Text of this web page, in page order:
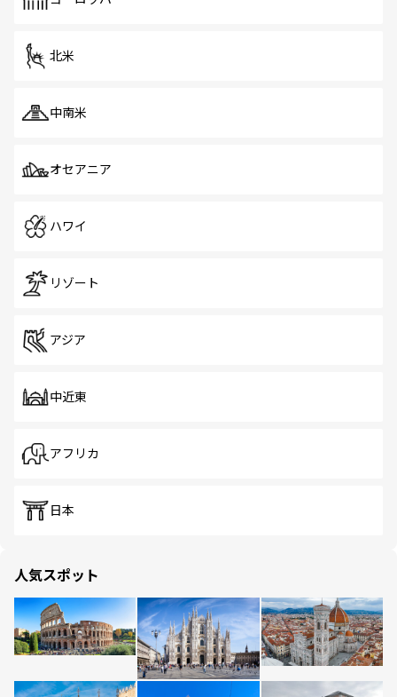
北米
中南米
オセアニア
ハワイ
リゾート
アジア
中近東
アフリカ
日本
人気スポット